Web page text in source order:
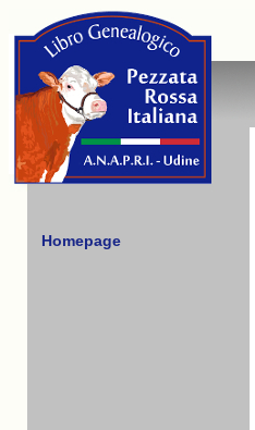
Homepage